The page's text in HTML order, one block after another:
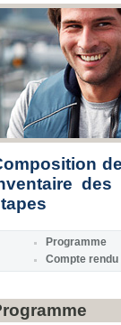
Programme
Compte rendu